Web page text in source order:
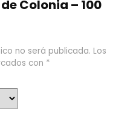
Colonia – 100
no será publicada. Los
con *